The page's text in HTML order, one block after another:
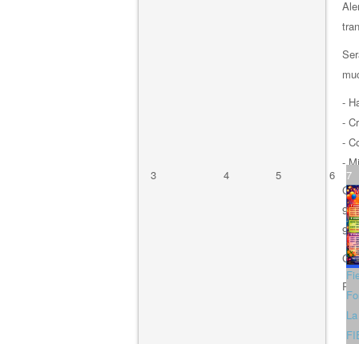
3 4 5 6 7
-
-
-
-
9